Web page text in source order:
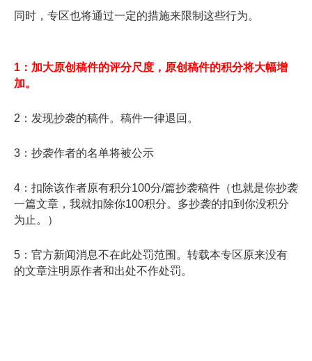
同时，专区也将通过一定的措施来限制这些行为。
1：加大原创稿件的评分尺度，原创稿件的积分将大幅增
加。
2：发现抄袭的稿件。稿件一律退回。
3：抄袭作者的名单将被公示
4：扣除该作者原有积分100分/篇抄袭稿件（也就是你抄袭
一篇文章，我就扣除你100积分。多抄袭的扣到你没积分
为止。）
5：官方新闻消息不在此处罚范围。转载本专区原来没有
的文章注明原作者和出处不作处罚。